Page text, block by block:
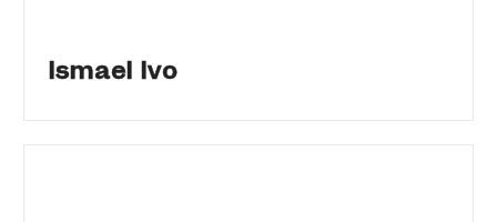
Ismael Ivo